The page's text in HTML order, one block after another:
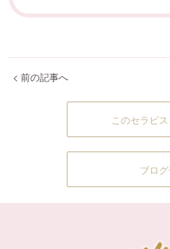
< 前の記事へ
このセラピ
ブロ